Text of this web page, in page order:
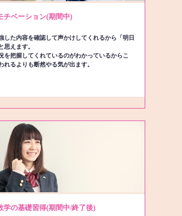
チベーション(期間中)
した内容を確認して声かけしてくれるから「明日
思えます。
を把握してくれているのがわかっているからこ
れるよりも断然やる気が出ます。
学の基礎習得(期間中/終了後)